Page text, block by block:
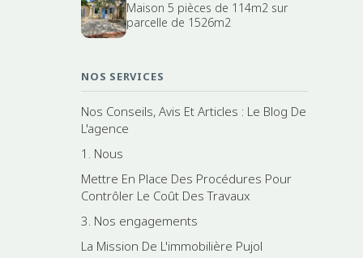
Maison 5 pièces de 114m2 sur
parcelle de 1526m2
NOS SERVICES
Nos Conseils, Avis Et Articles : Le Blog De
L'agence
1. Nous
Mettre En Place Des Procédures Pour
Contrôler Le Coût Des Travaux
3. Nos engagements
La Mission De L'immobilière Pujol